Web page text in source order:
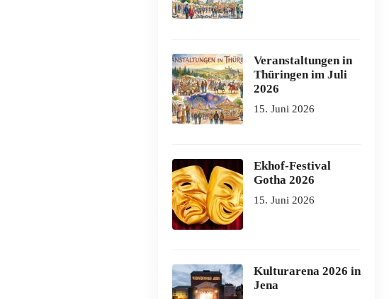
Veranstaltungen in
Thüringen im Juli
2026
15. Juni 2026
Ekhof-Festival
Gotha 2026
15. Juni 2026
Kulturarena 2026 in
Jena